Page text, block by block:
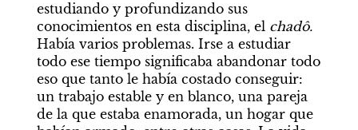
estudiando y profundizando sus
conocimientos en esta disciplina, el
chadô.
Había varios problemas. Irse a estudiar
todo ese tiempo significaba abandonar todo
eso que tanto le había costado conseguir:
un trabajo estable y en blanco, una pareja
de la que estaba enamorada, un hogar que